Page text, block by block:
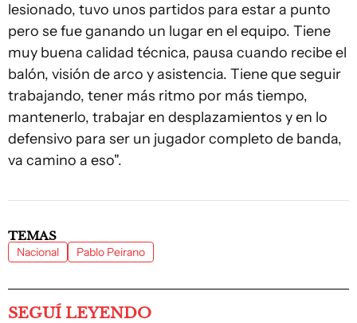
lesionado, tuvo unos partidos para estar a punto
pero se fue ganando un lugar en el equipo. Tiene
muy buena calidad técnica, pausa cuando recibe el
balón, visión de arco y asistencia. Tiene que seguir
trabajando, tener más ritmo por más tiempo,
mantenerlo, trabajar en desplazamientos y en lo
defensivo para ser un jugador completo de banda,
va camino a eso".
TEMAS
Nacional Pablo Peirano
SEGUÍ LEYENDO